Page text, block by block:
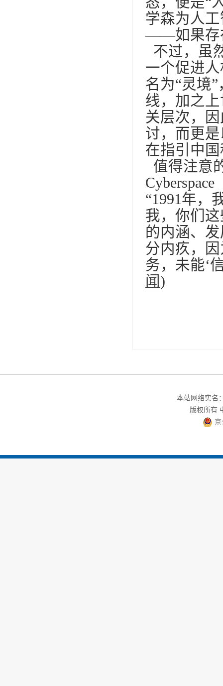
学森为人
——如果存
不过，虽
一个促进
名为“灵境
线，加之
关层次，
讨，而更
在指引中
值得注意
“1991年，
我，你们这
的内涵、
分内疚，
务，未能‘
闻 )
本站网络实名
版权所有
京